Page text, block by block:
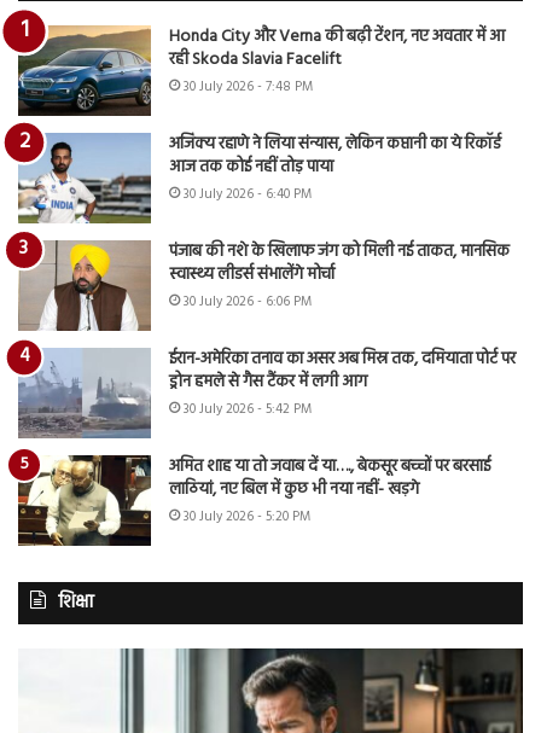
Honda City और Verna की बढ़ी टेंशन, नए अवतार में आ
रही Skoda Slavia Facelift
30 July 2026 - 7:48 PM
अजिंक्य रहाणे ने लिया संन्यास, लेकिन कप्तानी का ये रिकॉर्ड
आज तक कोई नहीं तोड़ पाया
30 July 2026 - 6:40 PM
पंजाब की नशे के खिलाफ जंग को मिली नई ताकत, मानसिक
स्वास्थ्य लीडर्स संभालेंगे मोर्चा
30 July 2026 - 6:06 PM
ईरान-अमेरिका तनाव का असर अब मिस्र तक, दमियाता पोर्ट पर
ड्रोन हमले से गैस टैंकर में लगी आग
30 July 2026 - 5:42 PM
अमित शाह या तो जवाब दें या…., बेकसूर बच्चों पर बरसाई
लाठियां, नए बिल में कुछ भी नया नहीं- खड़गे
30 July 2026 - 5:20 PM
शिक्षा